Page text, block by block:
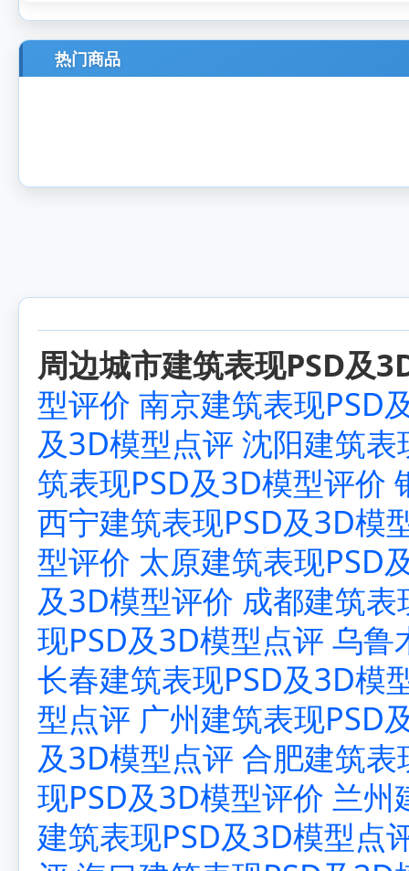
热门商品
周边城市建筑表现PSD及
型评价 南京建筑表现PSD
及3D模型点评 沈阳建筑表
筑表现PSD及3D模型评价
西宁建筑表现PSD及3D模
型评价 太原建筑表现PSD
及3D模型评价 成都建筑表
现PSD及3D模型点评 乌鲁
长春建筑表现PSD及3D模
型点评 广州建筑表现PSD
及3D模型点评 合肥建筑表
现PSD及3D模型评价 兰州
建筑表现PSD及3D模型点